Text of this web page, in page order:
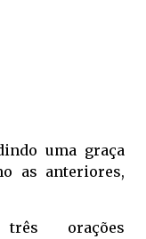
uma graça
as anteriores,
orações